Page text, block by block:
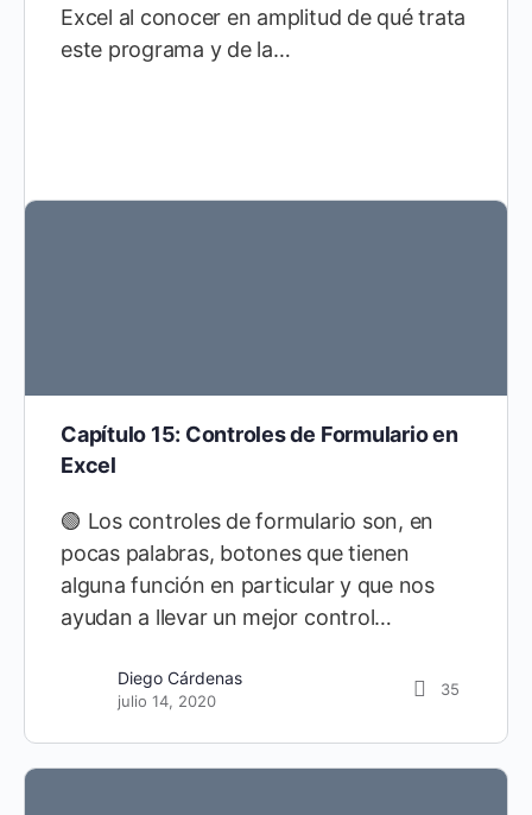
Excel al conocer en amplitud de qué trata
este programa y de la…
abril 10, 2020
Capítulo 15: Controles de Formulario en
Excel
🟢 Los controles de formulario son, en
pocas palabras, botones que tienen
alguna función en particular y que nos
ayudan a llevar un mejor control…
Diego Cárdenas
julio 14, 2020
35